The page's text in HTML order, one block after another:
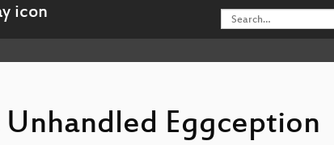
Unhandled Eggception